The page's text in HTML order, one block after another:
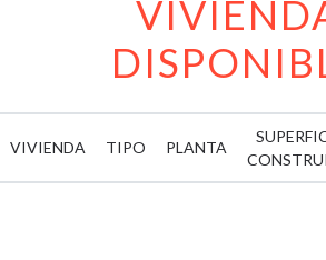
VIVIENDA TIPO PLANTA